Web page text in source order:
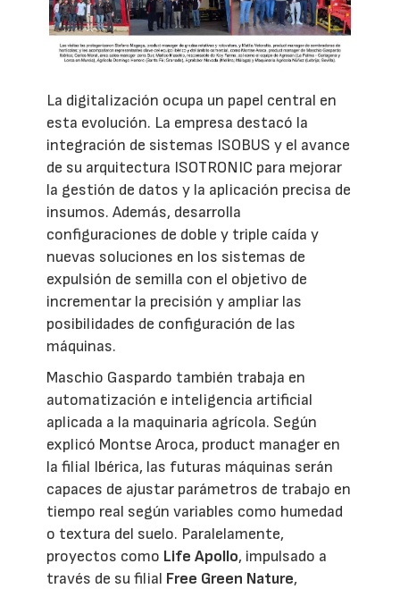
La digitalización ocupa un papel central en
esta evolución. La empresa destacó la
integración de sistemas ISOBUS y el avance
de su arquitectura ISOTRONIC para mejorar
la gestión de datos y la aplicación precisa de
insumos. Además, desarrolla
configuraciones de doble y triple caída y
nuevas soluciones en los sistemas de
expulsión de semilla con el objetivo de
incrementar la precisión y ampliar las
posibilidades de configuración de las
máquinas.
Maschio Gaspardo también trabaja en
automatización e inteligencia artificial
aplicada a la maquinaria agrícola. Según
explicó Montse Aroca, product manager en
la filial Ibérica, las futuras máquinas serán
capaces de ajustar parámetros de trabajo en
tiempo real según variables como humedad
o textura del suelo. Paralelamente,
proyectos como Life Apollo, impulsado a
través de su filial Free Green Nature,